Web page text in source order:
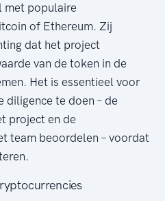
met populaire
of Ethereum. Zij
dat het project
van de token in de
Het is essentieel voor
diligence te doen – de
project en de
team beoordelen – voordat